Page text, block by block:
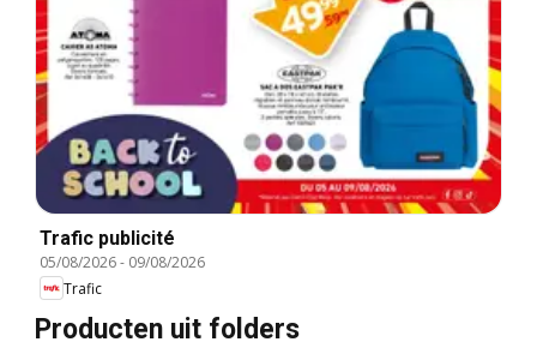
Trafic publicité
05/08/2026- 09/08/2026
Trafic
Producten uit folders